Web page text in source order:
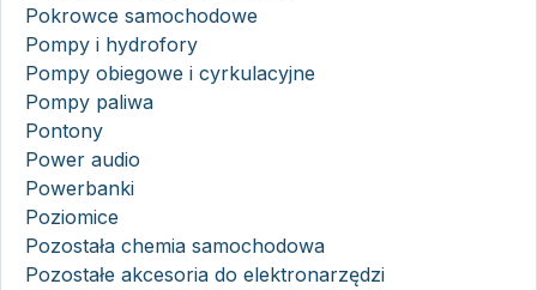
Pokrowce samochodowe
Pompy i hydrofory
Pompy obiegowe i cyrkulacyjne
Pompy paliwa
Pontony
Power audio
Powerbanki
Poziomice
Pozostała chemia samochodowa
Pozostałe akcesoria do elektronarzędzi